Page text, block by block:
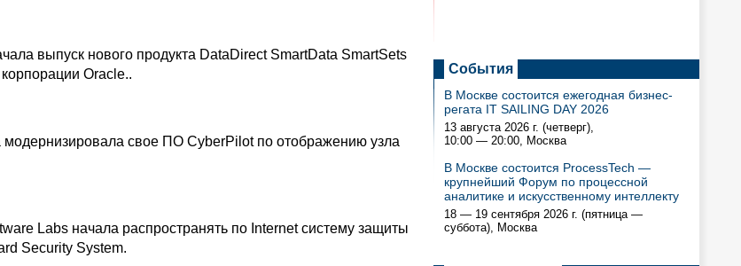
выпуск нового продукта DataDirect SmartData SmartSets
Oracle..
свое ПО CyberPilot по отображению узла
Labs начала распространять по Internet систему защиты
Security System.
События
В Москве состоится ежегодная бизнес-
регата IT SAILING DAY 2026
13 августа 2026 г. (четверг),
10:00 — 20:00, Москва
В Москве состоится ProcessTech —
крупнейший Форум по процессной
аналитике и искусственному интеллекту
18 — 19 сентября 2026 г. (пятница —
суббота), Москва